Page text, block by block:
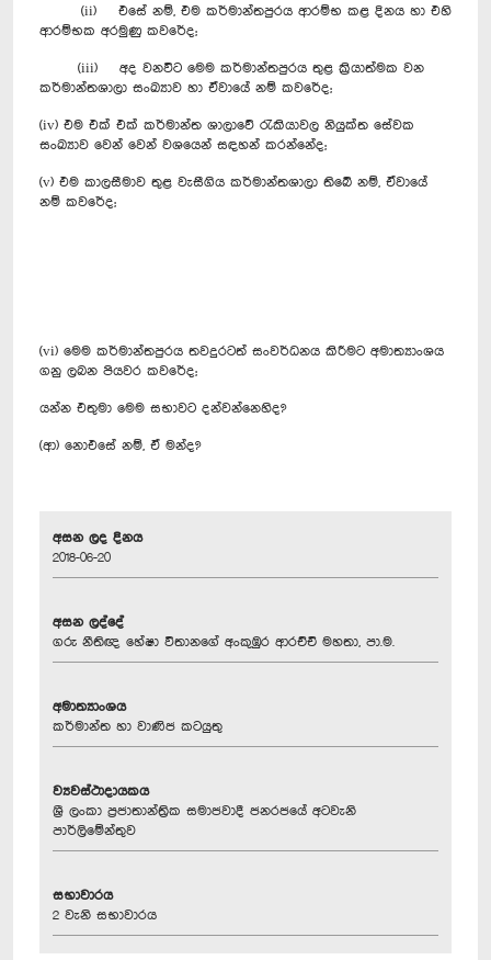
(ii) එසේ නම්, එම කර්මාන්තපුරය ආරම්භ කළ දිනය හා එහි
ආරම්භක අරමුණු කවරේද;
(iii) අද වනවිට මෙම කර්මාන්තපුරය තුළ ක්‍රියාත්මක වන
කර්මාන්තශාලා සංඛ්‍යාව හා ඒවායේ නම් කවරේද;
(iv) එම එක් එක් කර්මාන්ත ශාලාවේ රැකියාවල නියුක්ත සේවක
සංඛ්‍යාව වෙන් වෙන් වශයෙන් සඳහන් කරන්නේද;
(v) එම කාලසීමාව තුළ වැසීගිය කර්මාන්තශාලා තිබේ නම්, ඒවායේ
නම් කවරේද;
(vi) මෙම කර්මාන්තපුරය තවදුරටත් සංවර්ධනය කිරීමට අමාත්‍යාංශය
ගනු ලබන පියවර කවරේද;
යන්න එතුමා මෙම සභාවට දන්වන්නෙහිද?
(ආ) නොඑසේ නම්, ඒ මන්ද?
අසන ලද දිනය
2018-06-20
අසන ලද්දේ
ගරු නීතිඥ හේෂා විතානගේ අංකුඹුර ආරච්චි මහතා, පා.ම.
අමාත්‍යාංශය
කර්මාන්ත හා වාණිජ කටයුතු
ව්‍යවස්ථාදායකය
ශ්‍රී ලංකා ප්‍රජාතාන්ත්‍රික සමාජවාදී ජනරජයේ අටවැනි
පාර්ලිමේන්තුව
සභාවාරය
2 වැනි සභාවාරය